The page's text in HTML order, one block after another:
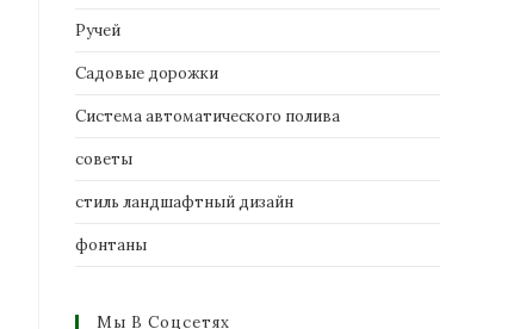
Ручей
Садовые дорожки
Система автоматического полива
советы
стиль ландшафтный дизайн
фонтаны
Мы В Соцсетях